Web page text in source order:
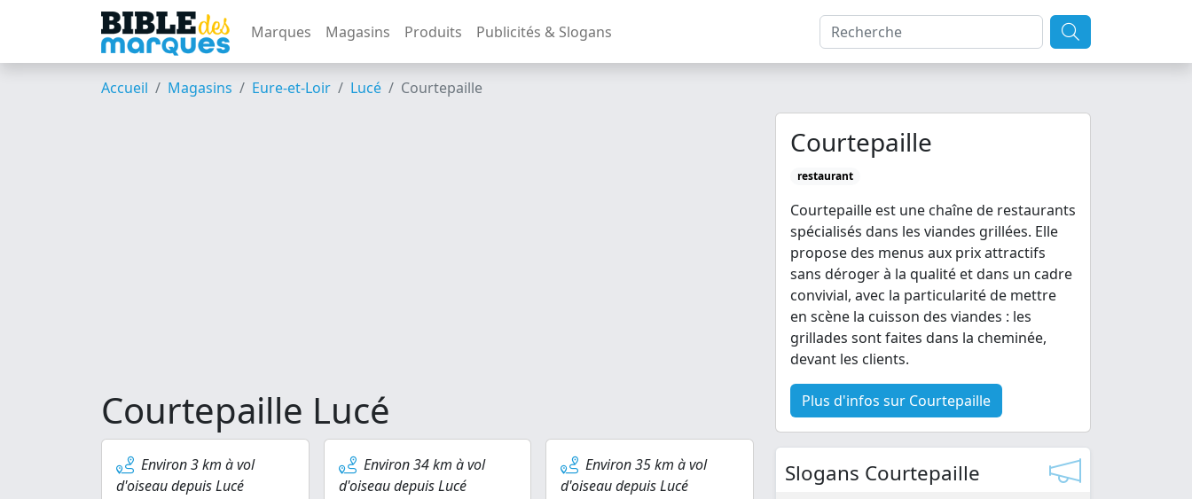
Marques Magasins Produits Publicités & Slogans
Accueil Magasins Eure-et-Loir Lucé Courtepaille
Courtepaille Lucé
Environ 3 km à vol
d'oiseau depuis Lucé
Environ 34 km à vol
d'oiseau depuis Lucé
Environ 35 km à vol
d'oiseau depuis Lucé
Courtepaille
restaurant
Courtepaille est une chaîne de restaurants
spécialisés dans les viandes grillées. Elle
propose des menus aux prix attractifs
sans déroger à la qualité et dans un cadre
convivial, avec la particularité de mettre
en scène la cuisson des viandes : les
grillades sont faites dans la cheminée,
devant les clients.
Plus d'infos sur Courtepaille
Slogans Courtepaille